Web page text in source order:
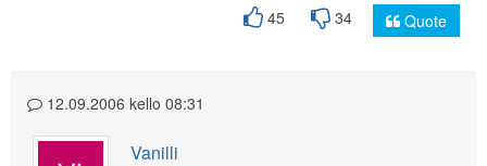
45 34 Quote
12.09.2006 kello 08:31
Vanilli